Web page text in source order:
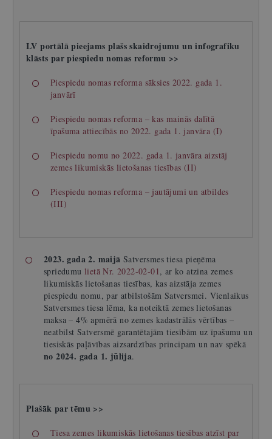
LV portālā pieejams plašs skaidrojumu un infografiku
klāsts par piespiedu nomas reformu >>
Piespiedu nomas reforma sāksies 2022. gada 1.
janvārī
Piespiedu nomas reforma – kas mainās dalītā
īpašuma attiecībās no 2022. gada 1. janvāra (I)
Piespiedu nomu no 2022. gada 1. janvāra aizstāj
zemes likumiskās lietošanas tiesības (II)
Piespiedu nomas reforma – jautājumi un atbildes
(III)
2023. gada 2. maijā Satversmes tiesa pieņēma
spriedumu lietā Nr. 2022-02-01 , ar ko atzina zemes
likumiskās lietošanas tiesības, kas aizstāja zemes
piespiedu nomu, par atbilstošām Satversmei. Vienlaikus
Satversmes tiesa lēma, ka noteiktā zemes lietošanas
maksa – 4% apmērā no zemes kadastrālās vērtības –
neatbilst Satversmē garantētajām tiesībām uz īpašumu un
tiesiskās paļāvības aizsardzības principam un nav spēkā
no 2024. gada 1. jūlija.
Plašāk par tēmu >>
Tiesa zemes likumiskās lietošanas tiesības atzīst par